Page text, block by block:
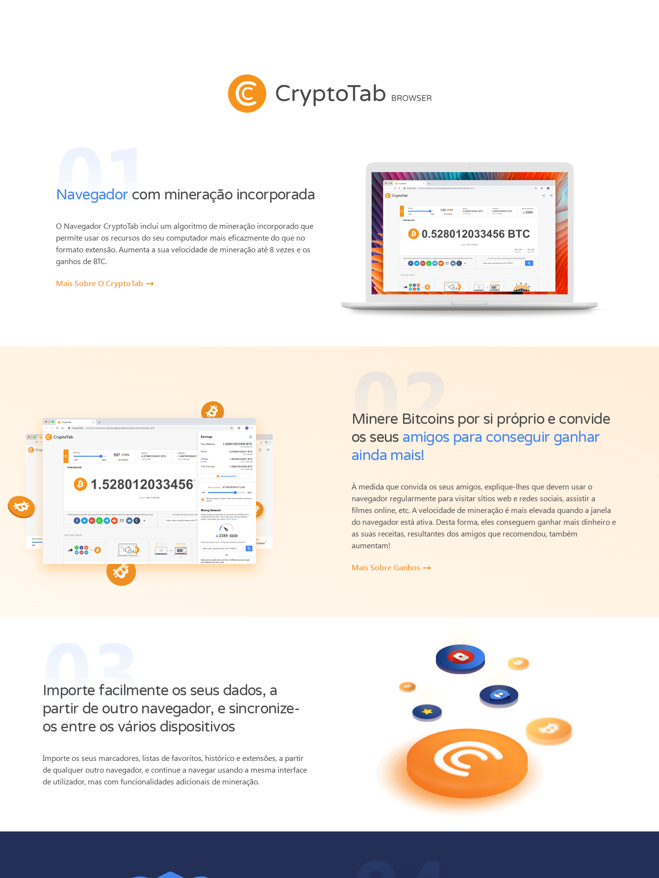
Navegador com mineração incorporada
O Navegador CryptoTab inclui um algoritmo de mineração incorporado que
permite usar os recursos do seu computador mais eficazmente do que no
formato extensão.Aumenta a sua velocidade de mineração até 8 vezes e os
ganhos de BTC.
Mais Sobre O CryptoTab
01
Minere Bitcoins por si próprio e convide
os seus amigos para conseguir ganhar
ainda mais!
À medida que convida os seus amigos, explique-lhes que devem usar o
navegador regularmente para visitar sítios web e redes sociais, assistir a
filmes online, etc. A velocidade de mineração é mais elevada quando a janela
do navegador está ativa. Desta forma, eles conseguem ganhar mais dinheiro e
as suas receitas, resultantes dos amigos que recomendou, também
aumentam!
Mais Sobre Ganhos
02
Importe facilmente os seus dados, a
partir de outro navegador, e sincronize-
os entre os vários dispositivos
Importe os seus marcadores, listas de favoritos, histórico e extensões, a partir
de qualquer outro navegador, e continue a navegar usando a mesma interface
de utilizador, mas com funcionalidades adicionais de mineração.
03